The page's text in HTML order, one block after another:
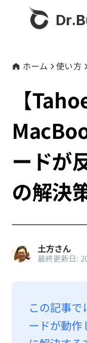
製品
ストア
Dr.Buhoに
サポート
利用規約
返金につ
ホーム 使い方
【
ードが
の解決
土方さん
最終更新日:
この記事
ードが動作